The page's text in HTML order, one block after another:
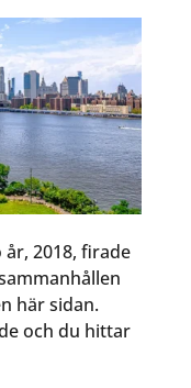
2018, firade
här sidan.
och du hittar